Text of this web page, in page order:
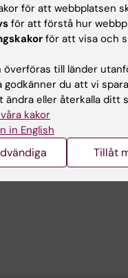
Stevens
Irene Stevens
C1 Mikrobiologi, tumör- och
för att webbplatsen
för att förstå hur
för att visa och
till länder
godkänner du att vi
ändra eller återkalla ditt
kakor
in English
Tillåt